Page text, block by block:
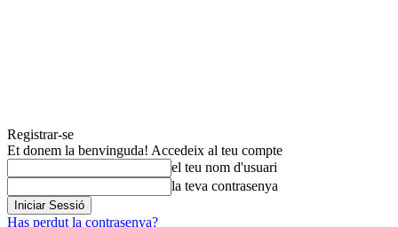
Registrar-se
Et donem la benvinguda! Accedeix al teu compte
el teu nom d'usuari
la teva contrasenya
Has perdut la contrasenya?